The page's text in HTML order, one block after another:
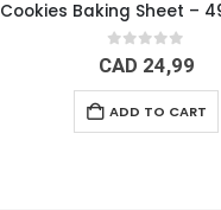
Cookies Baking Sheet –
0out of 5
CAD 24,99
ADD TO CART